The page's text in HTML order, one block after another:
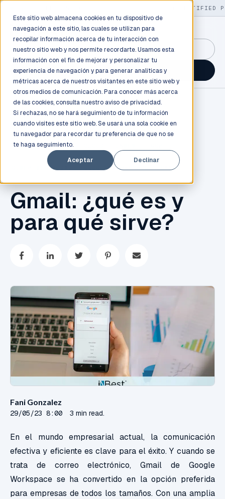
Este sitio web almacena cookies en tu dispositivo de
navegación a este sitio, las cuales se utilizan para
recopilar información acerca de tu interacción con
nuestro sitio web y nos permite recordarte. Usamos esta
información con el fin de mejorar y personalizar tu
experiencia de navegación y para generar analíticas y
métricas acerca de nuestros visitantes en este sitio web y
otros medios de comunicación. Para conocer más acerca
de las cookies, consulta nuestro aviso de privacidad.
Si rechazas, no se hará seguimiento de tu información
cuando visites este sitio web. Se usará una sola cookie en
tu navegador para recordar tu preferencia de que no se
te haga seguimiento.
Aceptar
Declinar
130+ CERTIFIED
GuidancePlex →
Talk to an engineer →
CLOUD COMPUTING
CIBER SEGURIDAD GOOGLE WORKSPACE GMAIL
Gmail: ¿qué es y
para qué sirve?
Fani Gonzalez
29/05/23 8:00 3 min read.
En el mundo empresarial actual, la comunicación
efectiva y eficiente es clave para el éxito. Y cuando se
trata de correo electrónico, Gmail de Google
Workspace se ha convertido en la opción preferida
para empresas de todos los tamaños. Con una amplia